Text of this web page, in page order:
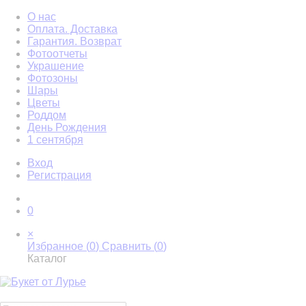
О нас
Оплата. Доставка
Гарантия. Возврат
Фотоотчеты
Украшение
Фотозоны
Шары
Цветы
Роддом
День Рождения
1 сентября
Вход
Регистрация
0
×
Избранное (0) Сравнить (0)
Каталог